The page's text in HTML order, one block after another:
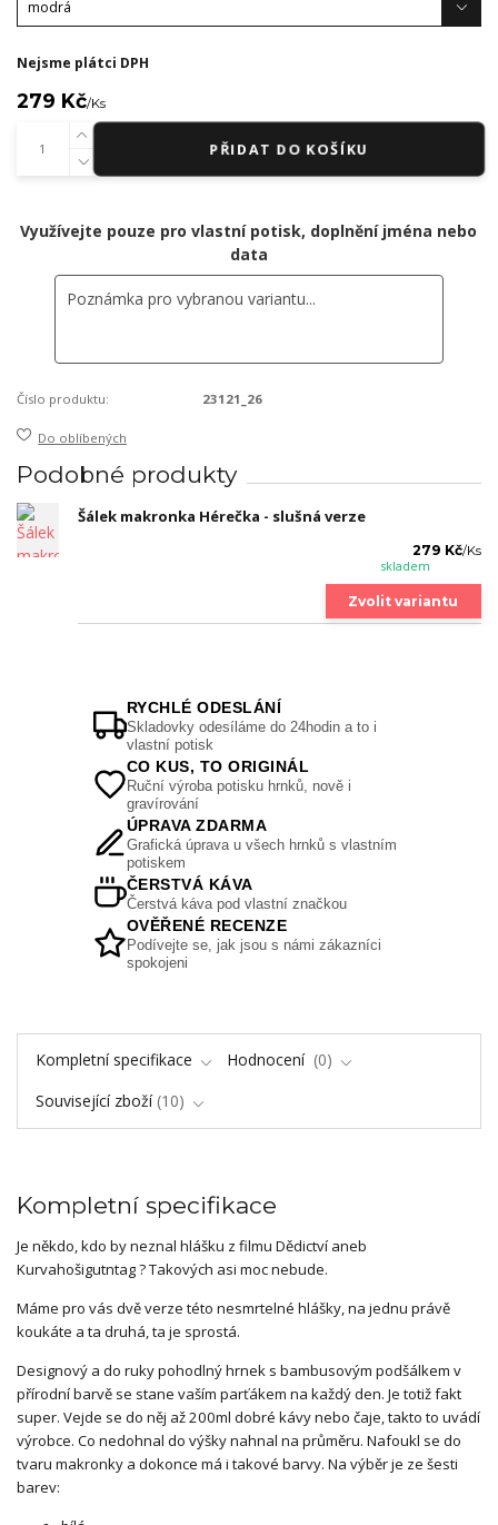
Nejsme plátci DPH
279 Kč/Ks
PŘIDAT DO KOŠÍKU
Využívejte pouze pro vlastní potisk, doplnění jména nebo
data
Číslo produktu: 23121_26
Do oblíbených
Podobné produkty
Šálek makronka Hérečka - slušná verze
279 Kč/Ks
skladem
Zvolit variantu
RYCHLÉ ODESLÁNÍ
Skladovky odesíláme do 24hodin a to i
vlastní potisk
CO KUS, TO ORIGINÁL
Ruční výroba potisku hrnků, nově i
gravírování
ÚPRAVA ZDARMA
Grafická úprava u všech hrnků s vlastním
potiskem
ČERSTVÁ KÁVA
Čerstvá káva pod vlastní značkou
OVĚŘENÉ RECENZE
Podívejte se, jak jsou s námi zákazníci
spokojeni
Kompletní specifikace Hodnocení
0
Související zboží 10
Kompletní specifikace
Je někdo, kdo by neznal hlášku z filmu Dědictví aneb
Kurvahošigutntag ? Takových asi moc nebude.
Máme pro vás dvě verze této nesmrtelné hlášky, na jednu právě
koukáte a ta druhá, ta je sprostá.
Designový a do ruky pohodlný hrnek s bambusovým podšálkem v
přírodní barvě se stane vaším parťákem na každý den. Je totiž fakt
super. Vejde se do něj až 200ml dobré kávy nebo čaje, takto to uvádí
výrobce. Co nedohnal do výšky nahnal na průměru. Nafoukl se do
tvaru makronky a dokonce má i takové barvy. Na výběr je ze šesti
barev: